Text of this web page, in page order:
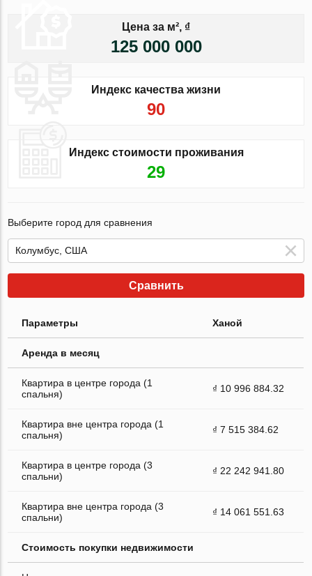
Цена за м², ₫
125 000 000
Индекс качества жизни
90
Индекс стоимости проживания
29
Выберите город для сравнения
Сравнить
Параметры Ханой
Аренда в месяц
Квартира в центре города (1
спальня)
₫ 10 996 884.32
Квартира вне центра города (1
спальня)
₫ 7 515 384.62
Квартира в центре города (3
спальни)
₫ 22 242 941.80
Квартира вне центра города (3
спальни)
₫ 14 061 551.63
Стоимость покупки недвижимости